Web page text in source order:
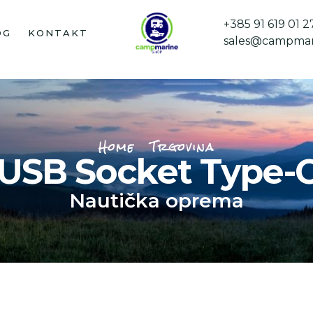
KONTAKT
+385 91 619 01
Home Trgovina
Socket Type-
Nautička oprema